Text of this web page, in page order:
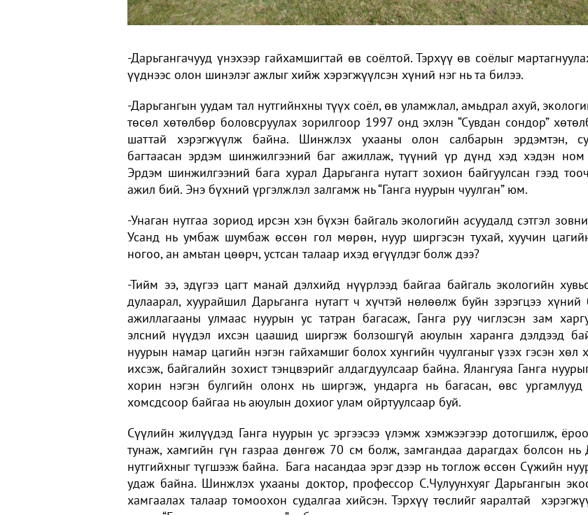
-Дарьгангачууд үнэхээр гайхамшигтай өв соёлтой. Тэрхүү өв соёлыг
үүднээс олон шинэлэг ажлыг хийж хэрэгжүүлсэн хүний нэг нь та билээ.
-Дарьгангын уудам тал нутгийнхны түүх соёл, өв уламжлал, амьдрал ахуй,
төсөл хөтөлбөр боловсруулах зорилгоор 1997 онд эхлэн “Сувдан сондор”
шаттай хэрэгжүүлж байна. Шинжлэх ухааны олон салбарын эрдэмтэн,
багтаасан эрдэм шинжилгээний баг ажиллаж, түүний үр дүнд хэд хэдэн ном
Эрдэм шинжилгээний бага хурал Дарьганга нутагт зохион байгуулсан гээд
ажил бий. Энэ бүхний үргэлжлэл залгамж нь “Ганга нуурын чуулган” юм.
-Унаган нутгаа зориод ирсэн хэн бүхэн байгаль экологийн асуудалд сэтгэл
Усанд нь умбаж шумбаж өссөн гол мөрөн, нуур ширгэсэн тухай, хуучин
ногоо, ан амьтан цөөрч, устсан талаар ихэд өгүүлдэг болж дээ?
-Тийм ээ, эдүгээ цагт манай дэлхийд нүүрлээд байгаа байгаль экологийн
дулаарал, хуурайшил Дарьганга нутагт ч хүчтэй нөлөөлж буйн зэрэгцээ хүний
ажиллагааны улмаас нуурын ус татран багасаж, Ганга руу чиглэсэн зам
элсний нүүдэл ихсэн цаашид ширгэж болзошгүй аюулын харанга дэлдээд
нуурын намар цагийн нэгэн гайхамшиг болох хунгийн чуулганыг үзэх гэсэн хөл
ихсэж, байгалийн зохист тэнцвэрийг алдагдуулсаар байна. Ялангуяа Ганга
хорин нэгэн булгийн олонх нь ширгэж, ундарга нь багасан, өвс ургамлууд
хомсдсоор байгаа нь аюулын дохиог улам ойртуулсаар буй.
Сүүлийн жилүүдэд Ганга нуурын ус эргээсээ үлэмж хэмжээгээр дотогшилж,
тунаж, хамгийн гүн газраа дөнгөж 70 см болж, замгандаа дарагдах болсон нь
нутгийхныг түгшээж байна. Бага насандаа эрэг дээр нь тоглож өссөн Сүжийн
удаж байна. Шинжлэх ухааны доктор, профессор С.Чулуунхуяг Дарьгангын
хамгаалах талаар томоохон судалгаа хийсэн. Тэрхүү төслийг яаралтай